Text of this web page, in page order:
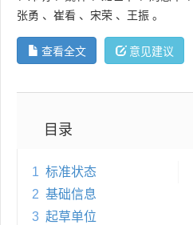
张勇 、 崔看 、 宋荣 、 王振 。
查看全文 意见建议
目录
1 标准状态
2 基础信息
3 起草单位